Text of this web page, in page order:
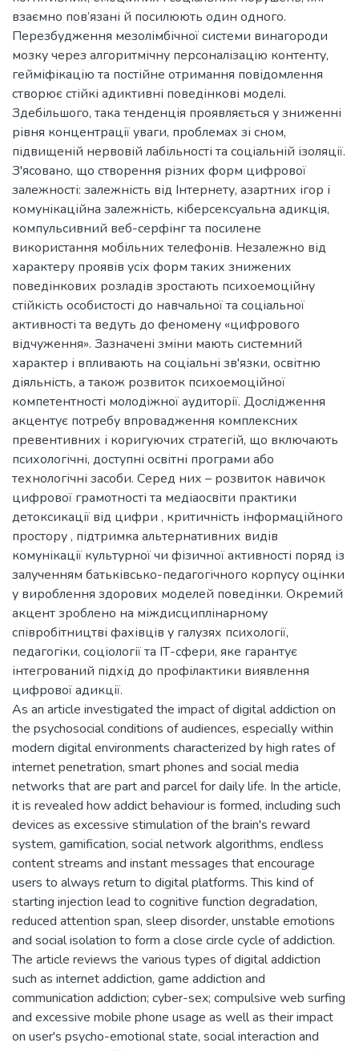
взаємно пов’язані й посилюють один одного.
Перезбудження мезолімбічної системи винагороди
мозку через алгоритмічну персоналізацію контенту,
гейміфікацію та постійне отримання повідомлення
створює стійкі адиктивні поведінкові моделі.
Здебільшого, така тенденція проявляється у зниженні
рівня концентрації уваги, проблемах зі сном,
підвищеній нервовій лабільності та соціальній ізоляції.
З'ясовано, що створення різних форм цифрової
залежності: залежність від Інтернету, азартних ігор і
комунікаційна залежність, кіберсексуальна адикція,
компульсивний веб-серфінг та посилене
використання мобільних телефонів. Незалежно від
характеру проявів усіх форм таких знижених
поведінкових розладів зростають психоемоційну
стійкість особистості до навчальної та соціальної
активності та ведуть до феномену «цифрового
відчуження». Зазначені зміни мають системний
характер і впливають на соціальні зв'язки, освітню
діяльність, а також розвиток психоемоційної
компетентності молодіжної аудиторії. Дослідження
акцентує потребу впровадження комплексних
превентивних і коригуючих стратегій, що включають
психологічні, доступні освітні програми або
технологічні засоби. Серед них – розвиток навичок
цифрової грамотності та медіаосвіти практики
детоксикації від цифри , критичність інформаційного
простору , підтримка альтернативних видів
комунікації культурної чи фізичної активності поряд із
залученням батьківсько-педагогічного корпусу оцінки
у вироблення здорових моделей поведінки. Окремий
акцент зроблено на міждисциплінарному
співробітництві фахівців у галузях психології,
педагогіки, соціології та ІТ-сфери, яке гарантує
інтегрований підхід до профілактики виявлення
цифрової адикції.
As an article investigated the impact of digital addiction on
the psychosocial conditions of audiences, especially within
modern digital environments characterized by high rates of
internet penetration, smart phones and social media
networks that are part and parcel for daily life. In the article,
it is revealed how addict behaviour is formed, including such
devices as excessive stimulation of the brain's reward
system, gamification, social network algorithms, endless
content streams and instant messages that encourage
users to always return to digital platforms. This kind of
starting injection lead to cognitive function degradation,
reduced attention span, sleep disorder, unstable emotions
and social isolation to form a close circle cycle of addiction.
The article reviews the various types of digital addiction
such as internet addiction, game addiction and
communication addiction; cyber-sex; compulsive web surfing
and excessive mobile phone usage as well as their impact
on user's psycho-emotional state, social interaction and